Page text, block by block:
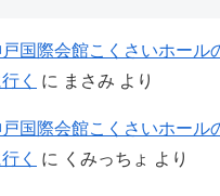
国際会館こくさいホール
く
に まさみ より
国際会館こくさいホール
く
に くみっちょ より